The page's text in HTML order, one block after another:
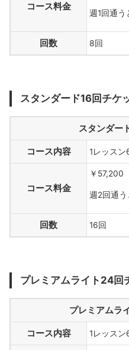
コース料金
週1回通う
回数 8回
スタンダード16回チケ
スタンダー
コース内容 1レッス
コース料金
￥57,200
週2回通
回数 16回
プレミアムライト24回
プレミアムラ
コース内容 1レッス